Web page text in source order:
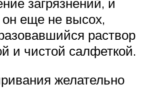
он еще не высох,
раствор
и чистой салфеткой.
желательно